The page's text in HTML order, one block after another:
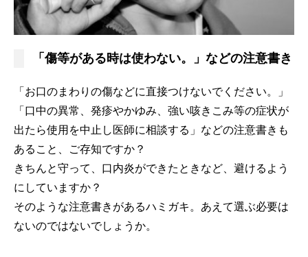
「傷等がある時は使わない。」などの注意書き
「お口のまわりの傷などに直接つけないでください。」
「口中の異常、発疹やかゆみ、強い咳きこみ等の症状が
出たら使用を中止し医師に相談する」などの注意書きも
あること、ご存知ですか？
きちんと守って、口内炎ができたときなど、避けるよう
にしていますか？
そのような注意書きがあるハミガキ。あえて選ぶ必要は
ないのではないでしょうか。